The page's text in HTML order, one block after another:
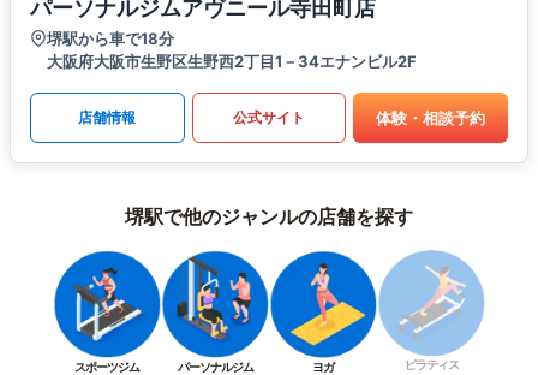
パーソナルジムアヴニール寺田町店
堺駅から車で18分
大阪府大阪市生野区生野西2丁目1－34エナンビル2F
店舗情報 公式サイト 体験・相談予約
堺駅で他のジャンルの店舗を探す
スポーツジム パーソナルジム ヨガ ピラティス